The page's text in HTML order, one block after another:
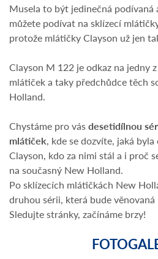
Musela to být jedinečná podívaná
můžete podívat na sklízecí
protože mlátičky Clayson už jen
Clayson M 122 je odkaz na jedny
mlátiček a taky předchůdce těch
Holland.
Chystáme pro vásdesetidílnou
mlátiček, kde se dozvíte, jaká
Clayson, kdo za nimi stál a i proč
na současný New Holland.
Po sklízecích mlátičkách New
druhou sérii, která bude
Sledujte stránky, začínáme brzy!